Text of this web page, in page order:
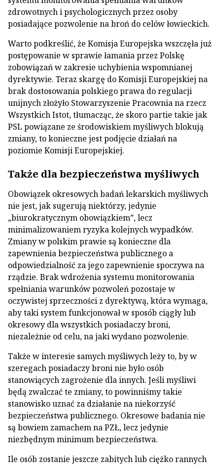
zdrowotnych i psychologicznych przez osoby
posiadające pozwolenie na broń do celów łowieckich.
Warto podkreślić, że Komisja Europejska wszczęła już
postępowanie w sprawie łamania przez Polskę
zobowiązań w zakresie uchybienia wspomnianej
dyrektywie. Teraz skargę do Komisji Europejskiej na
brak dostosowania polskiego prawa do regulacji
unijnych złożyło Stowarzyszenie Pracownia na rzecz
Wszystkich Istot, tłumacząc, że skoro partie takie jak
PSL powiązane ze środowiskiem myśliwych blokują
zmiany, to konieczne jest podjęcie działań na
poziomie Komisji Europejskiej.
Także dla bezpieczeństwa myśliwych
Obowiązek okresowych badań lekarskich myśliwych
nie jest, jak sugerują niektórzy, jedynie
„biurokratycznym obowiązkiem”, lecz
minimalizowaniem ryzyka kolejnych wypadków.
Zmiany w polskim prawie są konieczne dla
zapewnienia bezpieczeństwa publicznego a
odpowiedzialność za jego zapewnienie spoczywa na
rządzie. Brak wdrożenia systemu monitorowania
spełniania warunków pozwoleń pozostaje w
oczywistej sprzeczności z dyrektywą, która wymaga,
aby taki system funkcjonował w sposób ciągły lub
okresowy dla wszystkich posiadaczy broni,
niezależnie od celu, na jaki wydano pozwolenie.
Także w interesie samych myśliwych leży to, by w
szeregach posiadaczy broni nie było osób
stanowiących zagrożenie dla innych. Jeśli myśliwi
będą zwalczać te zmiany, to powinniśmy takie
stanowisko uznać za działanie na niekorzyść
bezpieczeństwa publicznego. Okresowe badania nie
są bowiem zamachem na PZŁ, lecz jedynie
niezbędnym minimum bezpieczeństwa.
Ile osób zostanie jeszcze zabitych lub ciężko rannych